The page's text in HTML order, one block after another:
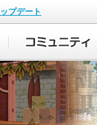
プデート